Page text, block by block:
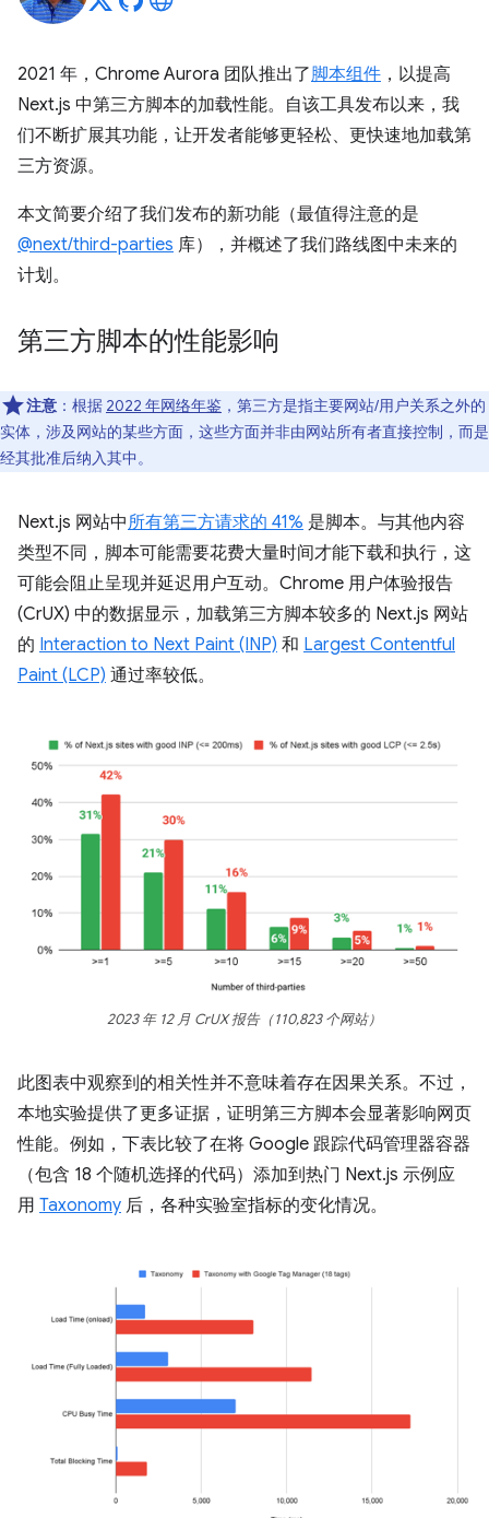
2021 年，Chrome Aurora 团队推出了脚本组件 ，以提高
Next.js 中第三方脚本的加载性能。自该工具发布以来，我
们不断扩展其功能，让开发者能够更轻松、更快速地加载第
三方资源。
本文简要介绍了我们发布的新功能（最值得注意的是
@next/third-parties 库），并概述了我们路线图中未来的
计划。
第三方脚本的性能影响
注意 ：根据 2022 年网络年鉴 ，第三方是指主要网站/用户关系之外的
实体，涉及网站的某些方面，这些方面并非由网站所有者直接控制，而是
经其批准后纳入其中。
Next.js 网站中所有第三方请求的 41% 是脚本。与其他内容
类型不同，脚本可能需要花费大量时间才能下载和执行，这
可能会阻止呈现并延迟用户互动。Chrome 用户体验报告
(CrUX) 中的数据显示，加载第三方脚本较多的 Next.js 网站
的 Interaction to Next Paint (INP) 和 Largest Contentful
Paint (LCP) 通过率较低。
2023 年 12 月 CrUX 报告（110,823 个网站）
此图表中观察到的相关性并不意味着存在因果关系。不过，
本地实验提供了更多证据，证明第三方脚本会显著影响网页
性能。例如，下表比较了在将 Google 跟踪代码管理器容器
（包含 18 个随机选择的代码）添加到热门 Next.js 示例应
用 Taxonomy 后，各种实验室指标的变化情况。